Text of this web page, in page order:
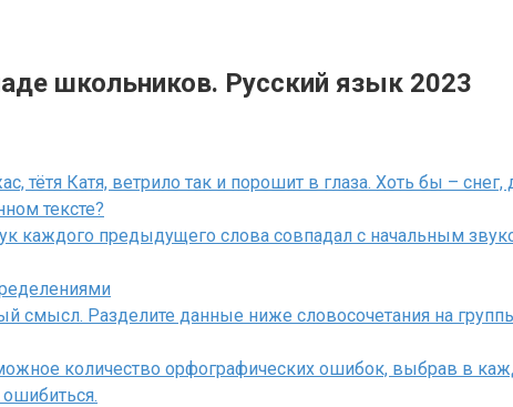
школьников. Русский язык 2023
тётя Катя, ветрило так и порошит в глаза. Хоть бы – снег,
тексте?
каждого предыдущего слова совпадал с начальным
Разделите данные ниже словосочетания на
количество орфографических ошибок, выбрав в